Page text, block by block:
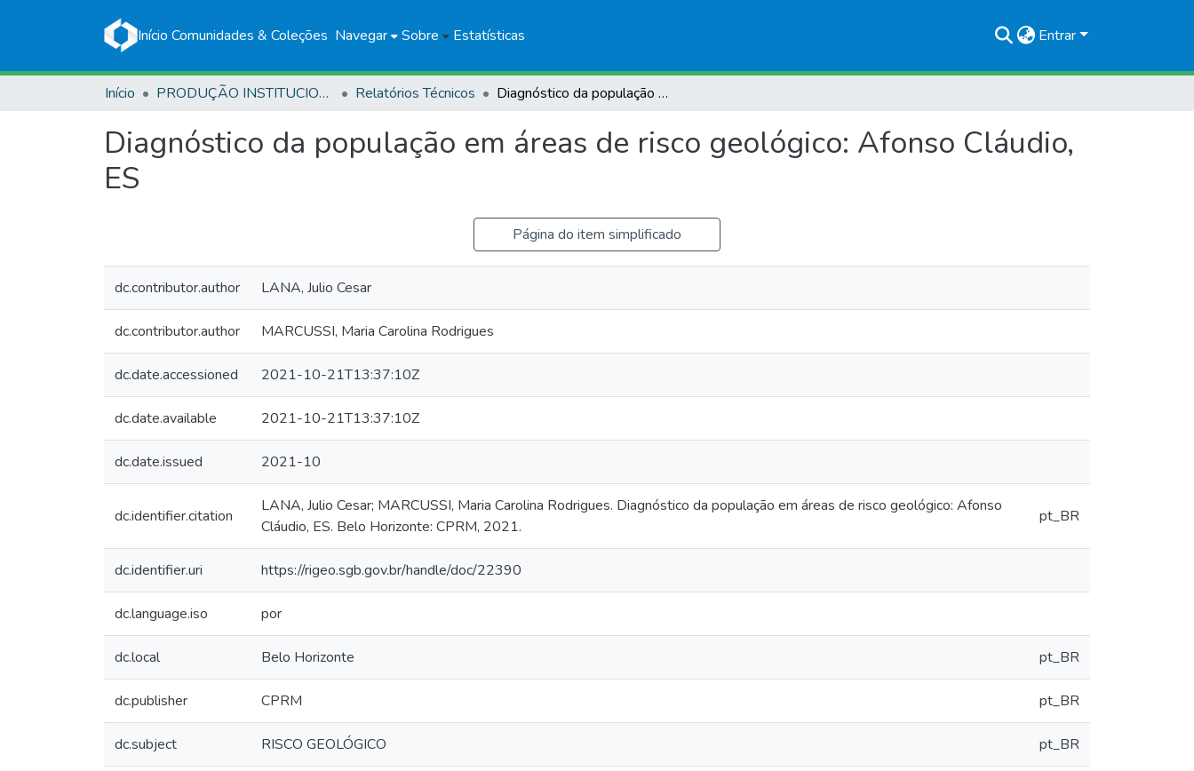
Início Comunidades & Coleções Navegar Sobre Estatísticas Entrar
Início PRODUÇÃO INSTITUCIONAL Relatórios Técnicos Diagnóstico da população em áreas de risco geológico: Afonso Cláudio, ES
Diagnóstico da população em áreas de risco geológico: Afonso Cláudio,
ES
Página do item simplificado
dc.contributor.author LANA, Julio Cesar
dc.contributor.author MARCUSSI, Maria Carolina Rodrigues
dc.date.accessioned 2021-10-21T13:37:10Z
dc.date.available 2021-10-21T13:37:10Z
dc.date.issued 2021-10
dc.identifier.citation
LANA, Julio Cesar; MARCUSSI, Maria Carolina Rodrigues. Diagnóstico da população em áreas de risco geológico: Afonso
Cláudio, ES. Belo Horizonte: CPRM, 2021.
pt_BR
dc.identifier.uri https://rigeo.sgb.gov.br/handle/doc/22390
dc.language.iso por
dc.local Belo Horizonte pt_BR
dc.publisher CPRM pt_BR
dc.subject RISCO GEOLÓGICO pt_BR